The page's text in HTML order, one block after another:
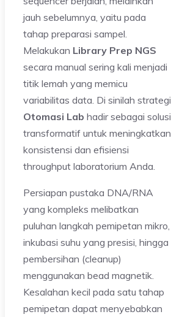
jauh sebelumnya, yaitu pada
tahap preparasi sampel.
Melakukan Library Prep NGS
secara manual sering kali menjadi
titik lemah yang memicu
variabilitas data. Di sinilah strategi
Otomasi Lab hadir sebagai solusi
transformatif untuk meningkatkan
konsistensi dan efisiensi
throughput laboratorium Anda.
Persiapan pustaka DNA/RNA
yang kompleks melibatkan
puluhan langkah pemipetan mikro,
inkubasi suhu yang presisi, hingga
pembersihan (cleanup)
menggunakan bead magnetik.
Kesalahan kecil pada satu tahap
pemipetan dapat menyebabkan